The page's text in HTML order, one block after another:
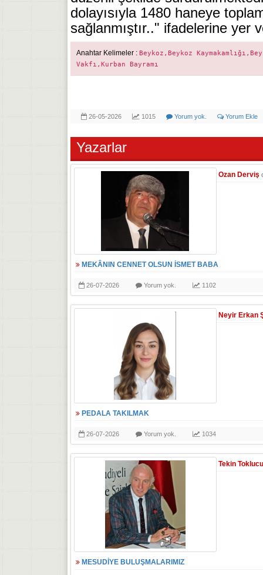
dolayısıyla 1480 haneye
sağlanmıştır.." ifadelerine yer
Anahtar Kelimeler : Beykoz,Beykoz
Vakfı,Kurban Bayramı
26-05-2026 1015 Yorum yok. Yorum Ekle
Yazarlar
Ozan Derviş
MEKÂNIN CENNET OLSUN İSMET BABA
26-07-2026 Yorum yok. 1102
Neyir Erkan
PEDALA TAKILMAK
26-07-2026 Yorum yok. 1034
Tekin
MESUDİYE BULUŞMALARIMIZ